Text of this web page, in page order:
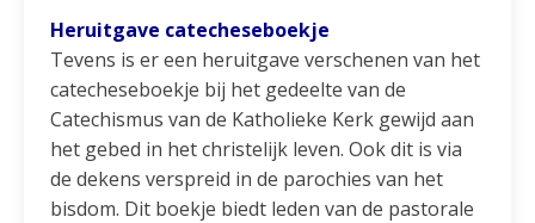
Heruitgave catecheseboekje
Tevens is er een heruitgave verschenen van het
catecheseboekje bij het gedeelte van de
Catechismus van de Katholieke Kerk gewijd aan
het gebed in het christelijk leven. Ook dit is via
de dekens verspreid in de parochies van het
bisdom. Dit boekje biedt leden van de pastorale